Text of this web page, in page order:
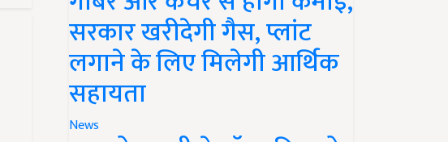
सरकार खरीदेगी गैस, प्लांट
लगाने के लिए मिलेगी आर्थिक
सहायता
News